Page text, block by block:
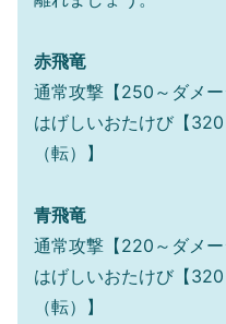
赤飛竜
通常攻撃【250～ダメー
はげしいおたけび【
（転）】
青飛竜
通常攻撃【220～ダメー
はげしいおたけび【
（転）】